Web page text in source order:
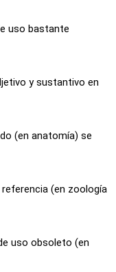
uso bastante
y sustantivo en
(en anatomía) se
(en zoología
uso obsoleto (en